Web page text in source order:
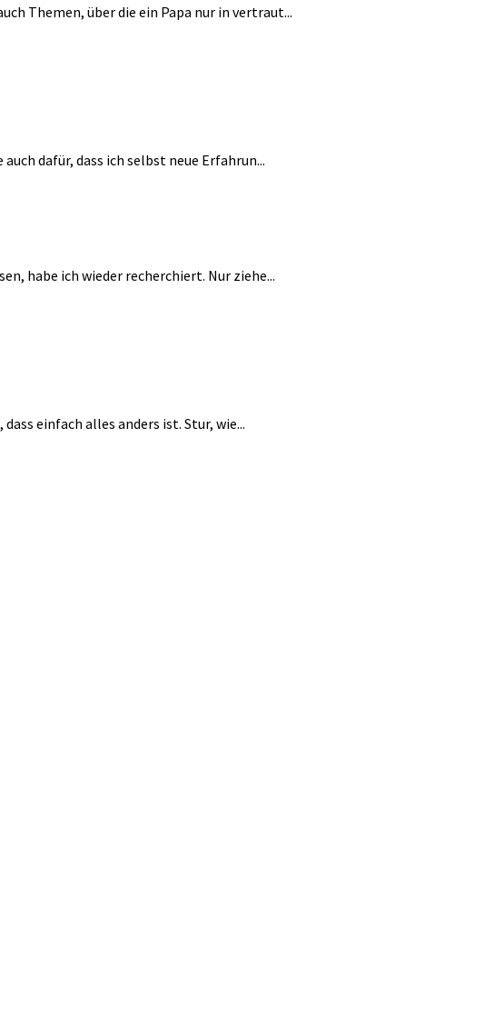
Themen, über die ein Papa nur in vertraut...
dafür, dass ich selbst neue Erfahrun...
habe ich wieder recherchiert. Nur ziehe...
einfach alles anders ist. Stur, wie...